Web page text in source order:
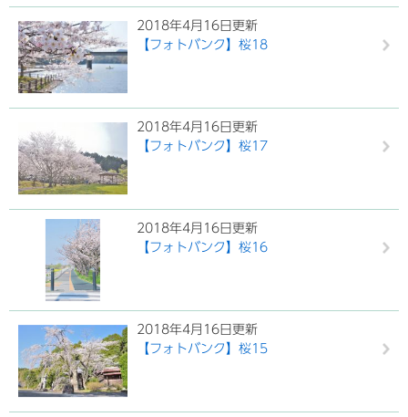
2018年4月16日更新
【フォトバンク】桜18
2018年4月16日更新
【フォトバンク】桜17
2018年4月16日更新
【フォトバンク】桜16
2018年4月16日更新
【フォトバンク】桜15